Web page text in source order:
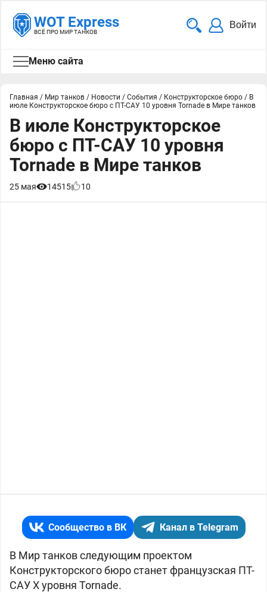
WOT Express
ВСЁ ПРО МИР ТАНКОВ
Войти
Меню сайта
Главная / Мир танков / Новости / События / Конструкторское бюро / В
июле Конструкторское бюро с ПТ-САУ 10 уровня Tornade в Мире танков
В июле Конструкторское
бюро с ПТ-САУ 10 уровня
Tornade в Мире танков
25 мая 14515 10
Сообщество в ВК Канал в Telegram
В Мир танков следующим проектом
Конструкторского бюро станет французская ПТ-
САУ X уровня Tornade.